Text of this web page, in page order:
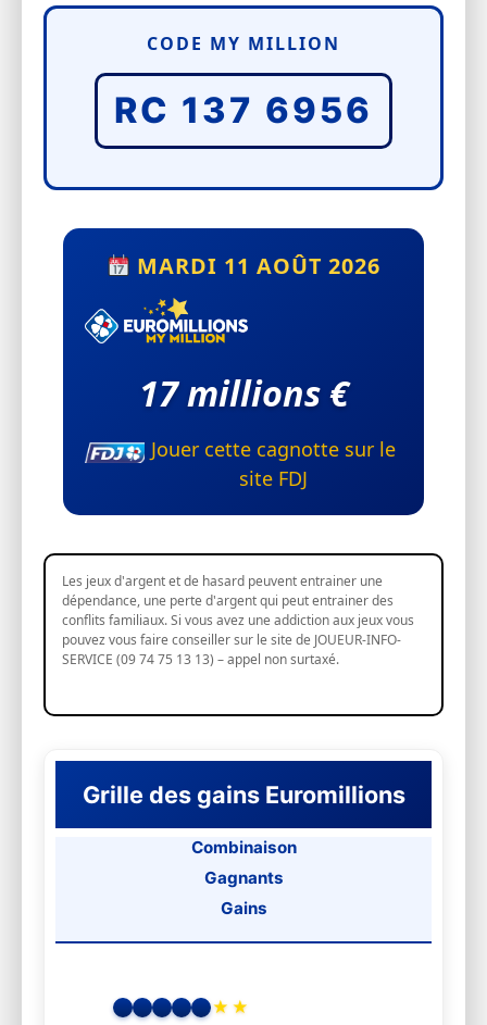
CODE MY MILLION
RC 137 6956
MARDI 11 AOÛT 2026
17 millions €
Jouer cette cagnotte sur le
site FDJ
Les jeux d'argent et de hasard peuvent entrainer une
dépendance, une perte d'argent qui peut entrainer des
conflits familiaux. Si vous avez une addiction aux jeux vous
pouvez vous faire conseiller sur le site de JOUEUR-INFO-
SERVICE (09 74 75 13 13) – appel non surtaxé.
Grille des gains Euromillions
Combinaison
Gagnants
Gains
★ ★